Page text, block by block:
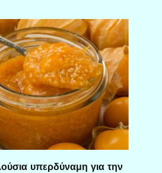
υπερδύναμη για την